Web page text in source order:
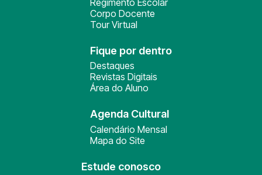
Regimento Escolar
Corpo Docente
Tour Virtual
Fique por dentro
Destaques
Revistas Digitais
Área do Aluno
Agenda Cultural
Calendário Mensal
Mapa do Site
Estude conosco